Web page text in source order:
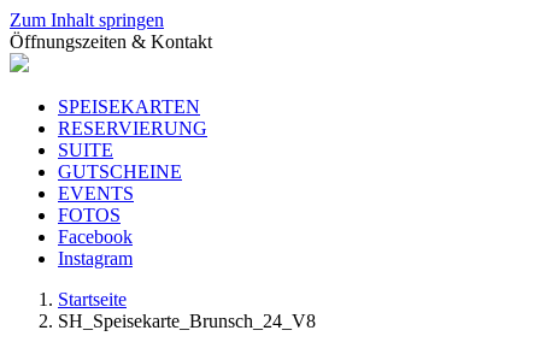
Zum Inhalt springen
Öffnungszeiten & Kontakt
SPEISEKARTEN
RESERVIERUNG
SUITE
GUTSCHEINE
EVENTS
FOTOS
Facebook
Instagram
Startseite
SH_Speisekarte_Brunsch_24_V8